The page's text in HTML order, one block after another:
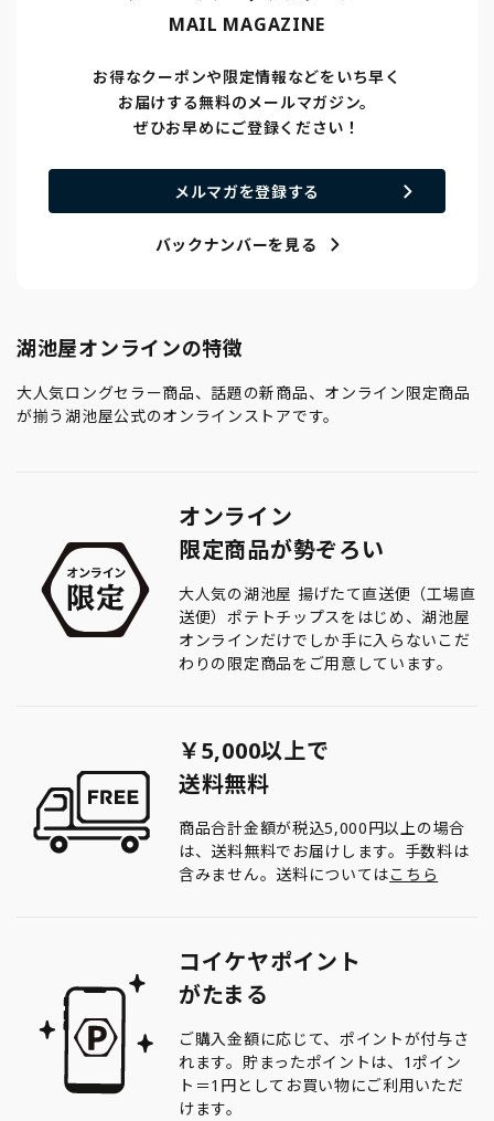
MAIL MAGAZINE
お得なクーポンや限定情報などをいち早く
お届けする無料のメールマガジン。
ぜひお早めにご登録ください！
メルマガを登録する
バックナンバーを見る
湖池屋オンラインの特徴
大人気ロングセラー商品、話題の新商品、オンライン限定商品
が揃う湖池屋公式のオンラインストアです。
オンライン
限定商品が勢ぞろい
大人気の湖池屋 揚げたて直送便（工場直
送便）ポテトチップスをはじめ、湖池屋
オンラインだけでしか手に入らないこだ
わりの限定商品をご用意しています。
￥5,000以上で
送料無料
商品合計金額が税込5,000円以上の場合
は、送料無料でお届けします。手数料は
含みません。送料についてはこちら
コイケヤポイント
がたまる
ご購入金額に応じて、ポイントが付与さ
れます。貯まったポイントは、1ポイン
ト＝1円としてお買い物にご利用いただ
けます。